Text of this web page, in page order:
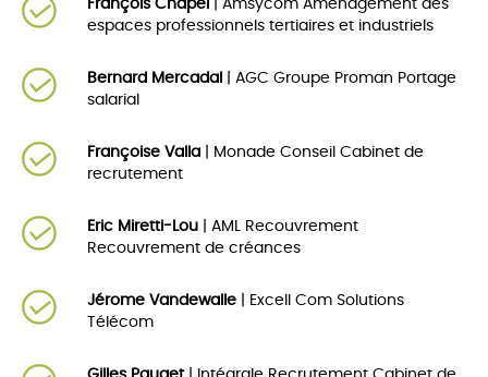
François Chapel
| Amsycom Aménagement des
espaces professionnels tertiaires et industriels
Bernard Mercadal
| AGC Groupe Proman Portage
salarial
Françoise Valla | Monade Conseil Cabinet de
recrutement
Eric Miretti-Lou | AML Recouvrement
Recouvrement de créances
Jérome Vandewalle | Excell Com Solutions
Télécom